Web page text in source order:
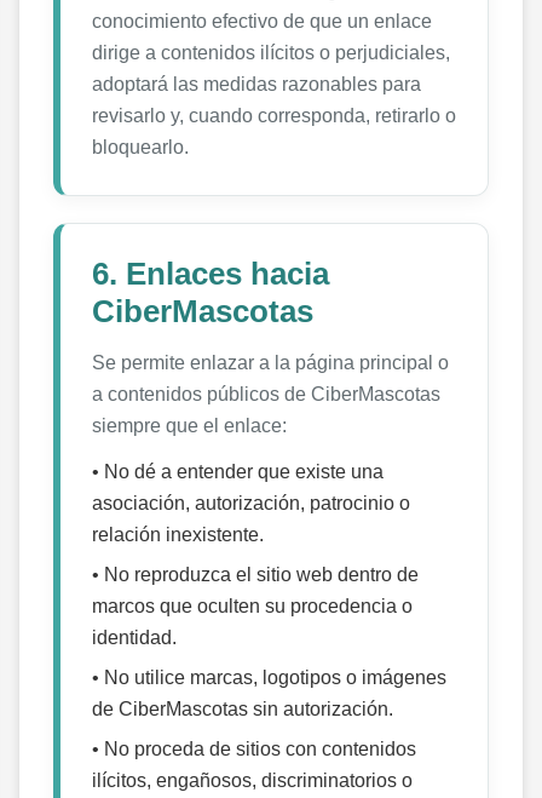
conocimiento efectivo de que un enlace
dirige a contenidos ilícitos o perjudiciales,
adoptará las medidas razonables para
revisarlo y, cuando corresponda, retirarlo o
bloquearlo.
6. Enlaces hacia
CiberMascotas
Se permite enlazar a la página principal o
a contenidos públicos de CiberMascotas
siempre que el enlace:
• No dé a entender que existe una
asociación, autorización, patrocinio o
relación inexistente.
• No reproduzca el sitio web dentro de
marcos que oculten su procedencia o
identidad.
• No utilice marcas, logotipos o imágenes
de CiberMascotas sin autorización.
• No proceda de sitios con contenidos
ilícitos, engañosos, discriminatorios o